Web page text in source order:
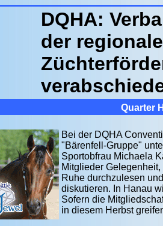
DQHA:
der
Quarter
Bei der DQHA
"Bärenfell-Gruppe"
Sportobfrau Michaela
Mitglieder
Ruhe durchzulesen
diskutieren. In Hanau
Sofern die
in diesem Herbst